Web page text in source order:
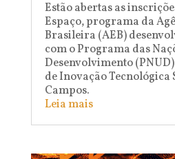
Estão abertas as
Espaço, programa da
Brasileira (AEB)
com o Programa das
Desenvolvimento
de Inovação Tecnológica
Campos.
Leia mais